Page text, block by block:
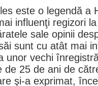
este o legendă a
influenţi regizori
sale opinii
sunt cu atât mai
unor vechi
de 25 de ani de
şi-a exprimat,